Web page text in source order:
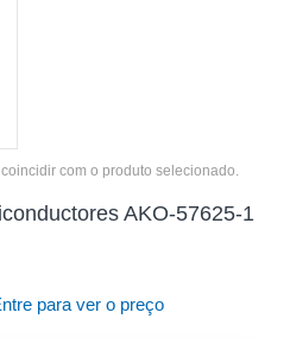
com o produto selecionado.
AKO-57625-1
para ver o preço